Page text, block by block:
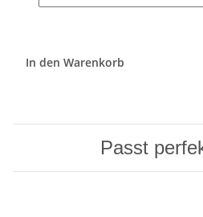
In den Warenkorb
Passt